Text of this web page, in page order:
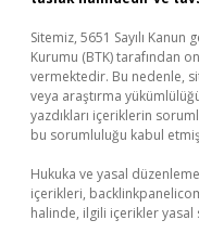
Sitemiz, 5651 Sayılı
Kurumu (BTK) tarafından
vermektedir. Bu nedenle,
veya araştırma
yazdıkları içeriklerin
bu sorumluluğu kabul etmiş
Hukuka ve yasal
içerikleri,
halinde, ilgili içerikler yasal